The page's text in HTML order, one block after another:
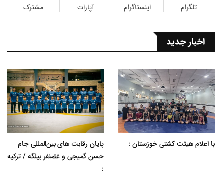
تلگرام اینستاگرام آپارات مشترک
اخبار جدید
با اعلام هیئت کشتی خوزستان :
پایان رقابت های بین‌المللی جام
حسن گمیجی و غضنفر بیلگه / ترکیه
: